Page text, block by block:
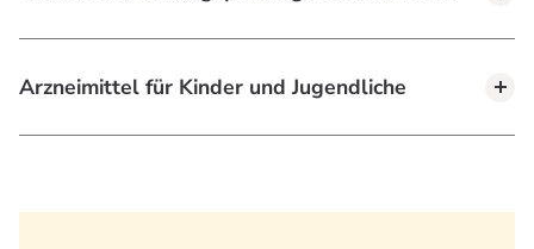
Arzneimittel für Kinder und Jugendliche